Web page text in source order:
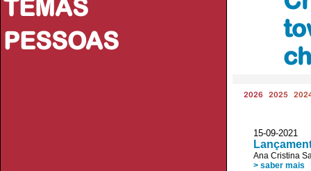
TEMAS
PESSOAS
2026 2025
15-09-
Ana Cristina
> saber mais